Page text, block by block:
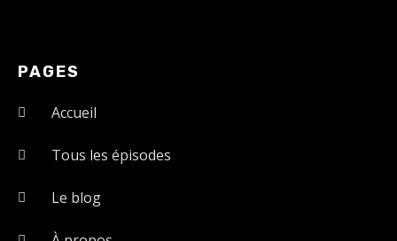
PAGES
Accueil
Tous les épisodes
Le blog